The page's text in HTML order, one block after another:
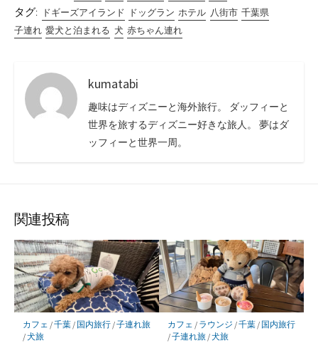
タグ: ドギーズアイランド ドッグラン ホテル 八街市 千葉県
子連れ 愛犬と泊まれる 犬 赤ちゃん連れ
kumatabi
趣味はディズニーと海外旅行。 ダッフィーと
世界を旅するディズニー好きな旅人。 夢はダ
ッフィーと世界一周。
関連投稿
カフェ /千葉/ 国内旅行/子連れ旅
/犬旅
カフェ / ラウンジ /千葉/ 国内旅行
/子連れ旅/犬旅